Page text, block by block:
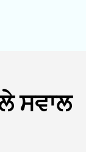
ਸਵਾਲ